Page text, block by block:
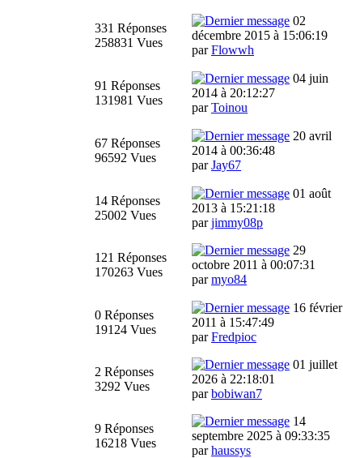
331 Réponses
258831 Vues
02
décembre 2015 à 15:06:19
parFlowwh
91 Réponses
131981 Vues
04 juin
2014 à 20:12:27
parToinou
67 Réponses
96592 Vues
20 avril
2014 à 00:36:48
parJay67
14 Réponses
25002 Vues
01 août
2013 à 15:21:18
parjimmy08p
121 Réponses
170263 Vues
29
octobre 2011 à 00:07:31
parmyo84
0 Réponses
19124 Vues
16 février
2011 à 15:47:49
parFredpioc
2 Réponses
3292 Vues
01 juillet
2026 à 22:18:01
parbobiwan7
9 Réponses
16218 Vues
14
septembre 2025 à 09:33:35
parhaussys